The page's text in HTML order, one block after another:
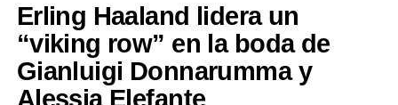
Comparte esto:
Facebook X
Erling Haaland lidera un
“viking row” en la boda de
Gianluigi Donnarumma y
Alessia Elefante